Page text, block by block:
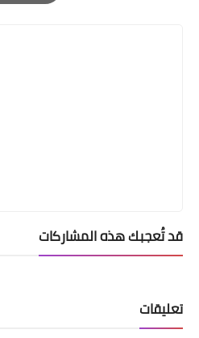
Print
قد تُعجبك هذه المشاركات
تعليقات